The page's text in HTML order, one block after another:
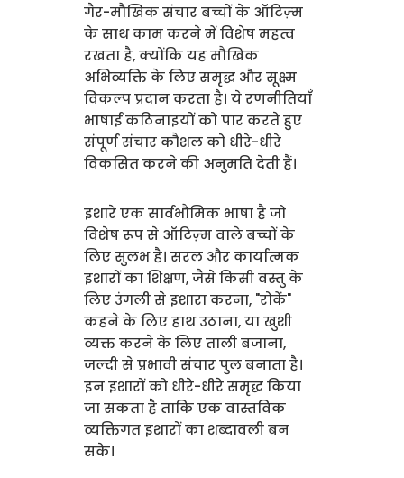
गैर-मौखिक संचार बच्चों के ऑटिज़्म
के साथ काम करने में विशेष महत्व
रखता है, क्योंकि यह मौखिक
अभिव्यक्ति के लिए समृद्ध और सूक्ष्म
विकल्प प्रदान करता है। ये रणनीतियाँ
भाषाई कठिनाइयों को पार करते हुए
संपूर्ण संचार कौशल को धीरे-धीरे
विकसित करने की अनुमति देती हैं।
इशारे एक सार्वभौमिक भाषा है जो
विशेष रूप से ऑटिज़्म वाले बच्चों के
लिए सुलभ है। सरल और कार्यात्मक
इशारों का शिक्षण, जैसे किसी वस्तु के
लिए उंगली से इशारा करना, "रोकें"
कहने के लिए हाथ उठाना, या खुशी
व्यक्त करने के लिए ताली बजाना,
जल्दी से प्रभावी संचार पुल बनाता है।
इन इशारों को धीरे-धीरे समृद्ध किया
जा सकता है ताकि एक वास्तविक
व्यक्तिगत इशारों का शब्दावली बन
सके।